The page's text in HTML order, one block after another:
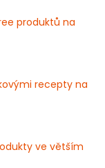
produktů na
recepty na
ve větším